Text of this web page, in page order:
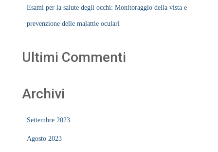
Esami per la salute degli occhi: Monitoraggio della vista e
prevenzione delle malattie oculari
Ultimi Commenti
Archivi
Settembre 2023
Agosto 2023